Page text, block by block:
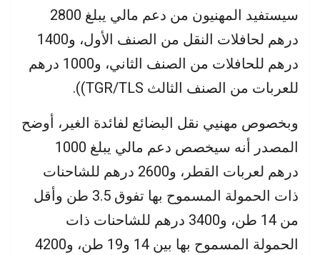
سيستفيد المهنيون من دعم مالي يبلغ 2800
درهم لحافلات النقل من الصنف الأول، و1400
درهم للحافلات من الصنف الثاني، و1000 درهم
للعربات من الصنف الثالث TGR/TLS)).
وبخصوص مهنيي نقل البضائع لفائدة الغير، أوضح
المصدر أنه سيخصص دعم مالي يبلغ 1000
درهم لعربات القطر، و2600 درهم للشاحنات
ذات الحمولة المسموح بها تفوق 3.5 طن وأقل
من 14 طن، و3400 درهم للشاحنات ذات
الحمولة المسموح بها بين 14 و19 طن، و4200